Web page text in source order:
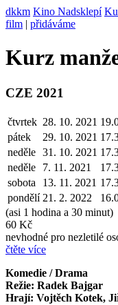
dkkm Kino Nadsklepí
film | přidáváme
Kurz
CZE 2021
čtvrtek 28. 10. 2021
pátek
29. 10. 2021
neděle 31. 10. 2021
neděle
7. 11. 2021
sobota
13. 11. 2021
pondělí 21. 2. 2022
(asi 1 hodina a 30 minut)
60 Kč
nevhodné pro nezletilé
čtěte více
Komedie / Drama
Režie: Radek Bajgar
Hrají: Vojtěch Kotek,